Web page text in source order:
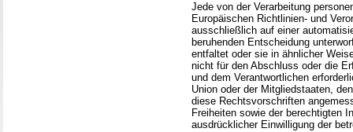
Jede von der Verarbeitung
Europäischen Richtlinien- und
ausschließlich auf einer
beruhenden Entscheidung
entfaltet oder sie in ähnlicher
nicht für den Abschluss oder die
und dem Verantwortlichen
Union oder der Mitgliedstaaten,
diese Rechtsvorschriften
Freiheiten sowie der berechtigten
ausdrücklicher Einwilligung der